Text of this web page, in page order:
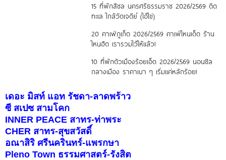
15 ที่พักสิชล นครศรีธรรมราช 2026/2569 ติด
ทะเล ใกล้วัดเจดีย์ (ไอ้ไข่)
20 คาเฟ่ภูเก็ต 2026/2569 คาเฟ่ไหนเด็ด ร้าน
ไหนฮิต เรารวมไว้ให้แล้ว!
10 ที่พักตัวเมืองร้อยเอ็ด 2026/2569 นอนชิล
กลางเมือง ราคาเบา ๆ เริ่มแค่หลักร้อย!
เดอะ มิสท์ แอท รัชดา-ลาดพร้าว
ซี สเปซ สามโคก
INNER PEACE สาทร-ท่าพระ
CHER สาทร-สุขสวัสดิ์
อณาสิริ ศรีนครินทร์-แพรกษา
Pleno Town ธรรมศาสตร์-รังสิต